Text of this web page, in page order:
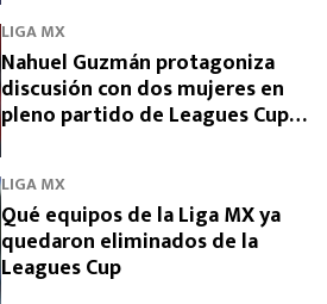
LIGA MX
Nahuel Guzmán protagoniza
discusión con dos mujeres en
pleno partido de Leagues Cup
LIGA MX
Qué equipos de la Liga MX ya
quedaron eliminados de la
Leagues Cup